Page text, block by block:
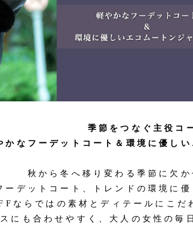
ネックレス
商品
季節をつなぐ主役コ
かなフーデットコート＆ 環境に優し
秋から冬へ移り変わる季節に欠か
ーデットコート、
トレンドの環境に
ならではの素材とディテールにこだ
にも合わせやすく、 大人の女性の毎